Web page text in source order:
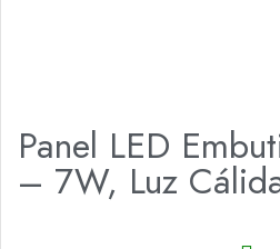
Panel LED
– 7W, Luz